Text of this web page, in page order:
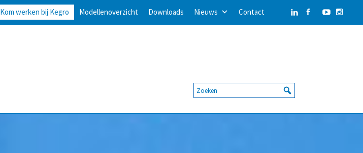
Kom werken bij Kegro Modellenoverzicht Downloads Nieuws Contact